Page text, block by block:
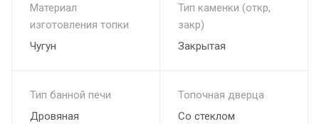
✔ Увеличение теплоёмкости на 50% благодаря несущим
брускам из цельного камня
✔ Литой корпус из высококлассного чугуна ЧХ-1 с
парных 18–32 м³
Материал
изготовления топки
Чугун
Тип каменки (откр,
закр)
Закрытая
Тип банной печи
Дровяная
Топочная дверца
Со стеклом